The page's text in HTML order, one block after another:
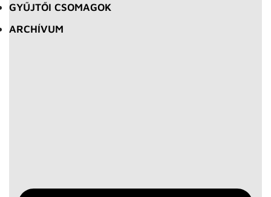
GYŰJTŐI CSOMAGOK
ARCHÍVUM